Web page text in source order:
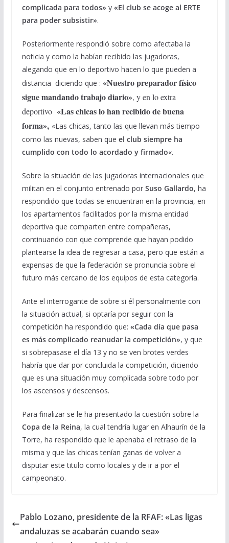
complicada para todos» y «El club se acoge al ERTE
para poder subsistir».
Posteriormente respondió sobre como afectaba la
noticia y como la habían recibido las jugadoras,
alegando que en lo deportivo hacen lo que pueden a
distancia diciendo que : «Nuestro preparador físico
sigue mandando trabajo diario», y en lo extra
deportivo «Las chicas lo han recibido de buena
forma», «Las chicas, tanto las que llevan más tiempo
como las nuevas, saben que el club siempre ha
cumplido con todo lo acordado y firmado«.
Sobre la situación de las jugadoras internacionales que
militan en el conjunto entrenado por Suso Gallardo, ha
respondido que todas se encuentran en la provincia, en
los apartamentos facilitados por la misma entidad
deportiva que comparten entre compañeras,
continuando con que comprende que hayan podido
plantearse la idea de regresar a casa, pero que están a
expensas de que la federación se pronuncia sobre el
futuro más cercano de los equipos de esta categoría.
Ante el interrogante de sobre si él personalmente con
la situación actual, si optaría por seguir con la
competición ha respondido que: «Cada día que pasa
es más complicado reanudar la competición», y que
si sobrepasase el día 13 y no se ven brotes verdes
habría que dar por concluida la competición, diciendo
que es una situación muy complicada sobre todo por
los ascensos y descensos.
Para finalizar se le ha presentado la cuestión sobre la
Copa de la Reina, la cual tendría lugar en Alhaurín de la
Torre, ha respondido que le apenaba el retraso de la
misma y que las chicas tenían ganas de volver a
disputar este titulo como locales y de ir a por el
campeonato.
Pablo Lozano, presidente de la RFAF: «Las ligas
andaluzas se acabarán cuando sea»